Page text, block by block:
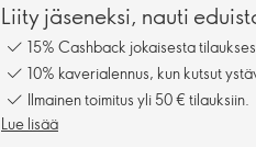
Liity jäseneksi, nauti
15% Cashback jokaisesta
10% kaverialennus, kun kutsut
Ilmainen toimitus yli 50 € tilauksiin.
Lue lisää